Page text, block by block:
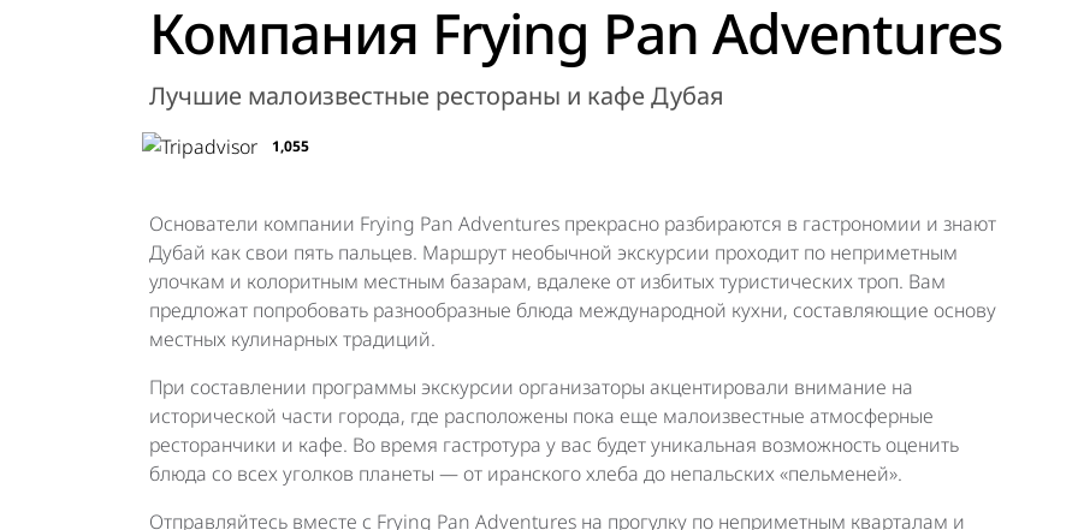
Компания Frying Pan Adventures
Лучшие малоизвестные рестораны и кафе Дубая
1,055
Основатели компании Frying Pan Adventures прекрасно разбираются в гастрономии и знают
Дубай как свои пять пальцев. Маршрут необычной экскурсии проходит по неприметным
улочкам и колоритным местным базарам, вдалеке от избитых туристических троп. Вам
предложат попробовать разнообразные блюда международной кухни, составляющие основу
местных кулинарных традиций.
При составлении программы экскурсии организаторы акцентировали внимание на
исторической части города, где расположены пока еще малоизвестные атмосферные
ресторанчики и кафе. Во время гастротура у вас будет уникальная возможность оценить
блюда со всех уголков планеты — от иранского хлеба до непальских «пельменей».
Отправляйтесь вместе с Frying Pan Adventures на прогулку по неприметным кварталам и